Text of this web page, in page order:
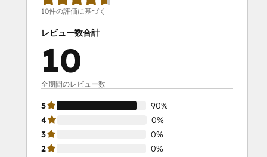
10件の評価に基づく
レビュー数合計
10
全期間のレビュー数
5
90%
4
0%
3
0%
2
0%